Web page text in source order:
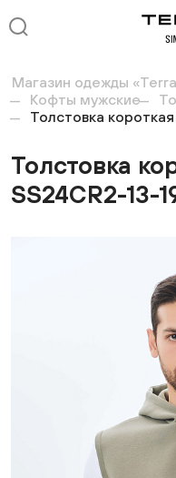
Магазин одежды
Кофты мужские
Толстовка
Толстовка
SS24CR2-13-